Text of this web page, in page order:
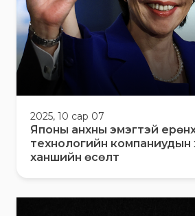
2025, 10 сар 07
Японы анхны эмэгтэй
технологийн компаниудын
ханшийн өсөлт